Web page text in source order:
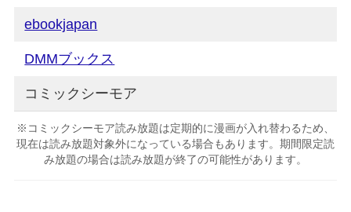
ebookjapan
DMMブックス
コミックシーモア
※コミックシーモア読み放題は定期的に漫画が入れ替わるため、
現在は読み放題対象外になっている場合もあります。期間限定読
み放題の場合は読み放題が終了の可能性があります。